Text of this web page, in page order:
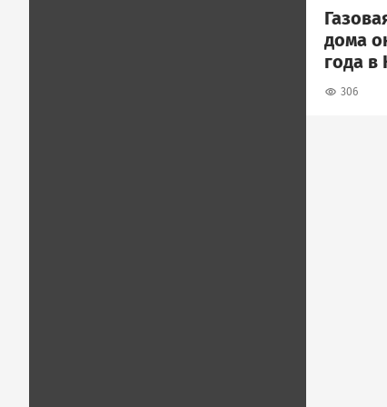
дома
года в
306